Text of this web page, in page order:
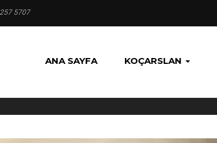
5707
ANA SAYFA KOÇARSLAN